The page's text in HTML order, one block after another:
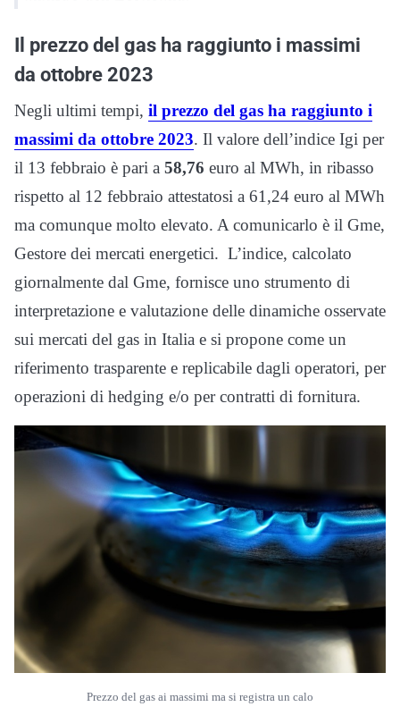
Il prezzo del gas ha raggiunto i massimi
da ottobre 2023
Negli ultimi tempi, il prezzo del gas ha raggiunto i
massimi da ottobre 2023. Il valore dell’indice Igi per
il 13 febbraio è pari a 58,76 euro al MWh, in ribasso
rispetto al 12 febbraio attestatosi a 61,24 euro al MWh
ma comunque molto elevato. A comunicarlo è il Gme,
Gestore dei mercati energetici. L’indice, calcolato
giornalmente dal Gme, fornisce uno strumento di
interpretazione e valutazione delle dinamiche osservate
sui mercati del gas in Italia e si propone come un
riferimento trasparente e replicabile dagli operatori, per
operazioni di hedging e/o per contratti di fornitura.
Prezzo del gas ai massimi ma si registra un calo